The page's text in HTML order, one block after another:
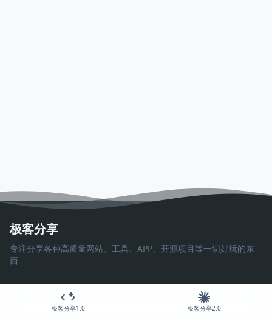
极客分享
专注分享各种高质量网站、工具、APP、开源项目等一切好玩的东
西
极客分享1.0 极客分享2.0